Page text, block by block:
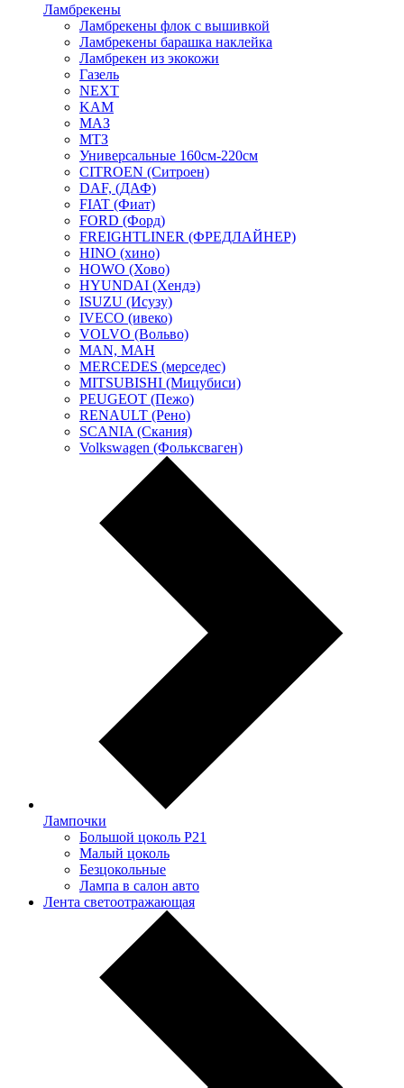
Ламбрекены
Ламбрекены флок с вышивкой
Ламбрекены барашка наклейка
Ламбрекен из экокожи
Газель
NEXT
KAM
МАЗ
МТЗ
Универсальные 160см-220см
CITROEN (Ситроен)
DAF, (ДАФ)
FIAT (Фиат)
FORD (Форд)
FREIGHTLINER (ФРЕДЛАЙНЕР)
HINO (хино)
HOWO (Хово)
HYUNDAI (Хендэ)
ISUZU (Исузу)
IVECO (ивеко)
VOLVO (Вольво)
MAN, МАН
MERCEDES (мерседес)
MITSUBISHI (Мицубиси)
PEUGEOT (Пежо)
RENAULT (Рено)
SCANIA (Скания)
Volkswagen (Фольксваген)
Лампочки
Большой цоколь P21
Малый цоколь
Безцокольные
Лампа в салон авто
Лента светоотражающая